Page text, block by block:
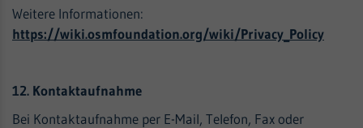
Weitere Informationen:
https://wiki.osmfoundation.org/wiki/Privacy_Policy
12. Kontaktaufnahme
Bei Kontaktaufnahme per E-Mail, Telefon, Fax oder